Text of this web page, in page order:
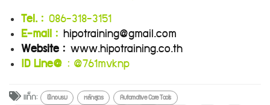
Tel. : 086-318-3151
E-mail : hipotraining@gmail.com
Website : www.hipotraining.co.th
ID Line@ : @761mvknp
แท็ก: ฝึกอบรม หลักสูตร
Automotive Core Tools